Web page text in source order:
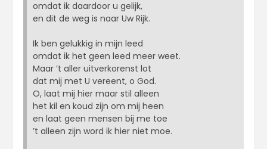
omdat ik daardoor u gelijk,
en dit de weg is naar Uw Rijk.
Ik ben gelukkig in mijn leed
omdat ik het geen leed meer weet.
Maar ’t aller uitverkorenst lot
dat mij met U vereent, o God.
O, laat mij hier maar stil alleen
het kil en koud zijn om mij heen
en laat geen mensen bij me toe
’t alleen zijn word ik hier niet moe.